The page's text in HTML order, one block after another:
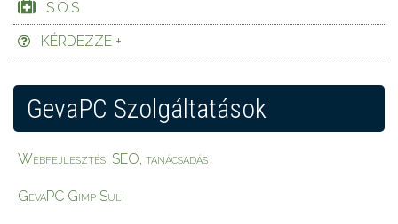
S.O.S
KÉRDEZZE +
GevaPC Szolgáltatások
Webfejlesztés, SEO, tanácsadás
GevaPC Gimp Suli